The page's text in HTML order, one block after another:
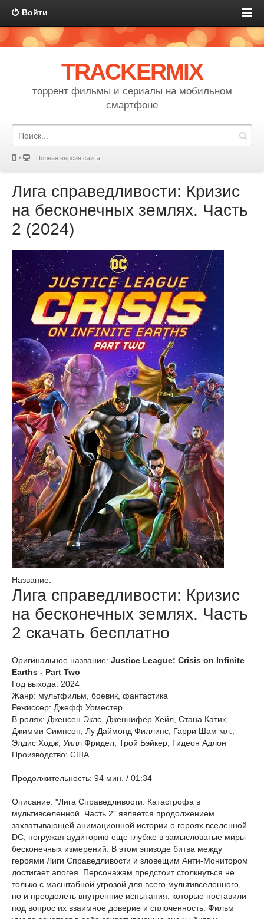
Войти
TRACKERMIX
торрент фильмы и сериалы на мобильном
смартфоне
Полная версия сайта
Лига справедливости: Кризис
на бесконечных землях. Часть
2 (2024)
Название:
Лига справедливости: Кризис
на бесконечных землях. Часть
2 скачать бесплатно
Оригинальное название: Justice League: Crisis on Infinite
Earths - Part Two
Год выхода: 2024
Жанр: мультфильм, боевик, фантастика
Режиссер: Джефф Уоместер
В ролях: Дженсен Эклс, Дженнифер Хейл, Стана Катик,
Джимми Симпсон, Лу Даймонд Филлипс, Гарри Шам мл.,
Элдис Ходж, Уилл Фридел, Трой Бэйкер, Гидеон Адлон
Производство: США
Продолжительность: 94 мин. / 01:34
Описание: "Лига Справедливости: Катастрофа в
мультивселенной. Часть 2" является продолжением
захватывающей анимационной истории о героях вселенной
DC, погружая аудиторию еще глубже в замысловатые миры
бесконечных измерений. В этом эпизоде битва между
героями Лиги Справедливости и зловещим Анти-Монитором
достигает апогея. Персонажам предстоит столкнуться не
только с масштабной угрозой для всего мультивселенного,
но и преодолеть внутренние испытания, которые поставили
под вопрос их взаимное доверие и сплоченность. Фильм